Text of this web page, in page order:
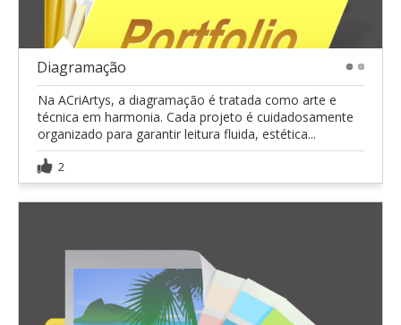
Diagramação
Na ACriArtys, a diagramação é tratada como arte e
técnica em harmonia. Cada projeto é cuidadosamente
organizado para garantir leitura fluida, estética...
2